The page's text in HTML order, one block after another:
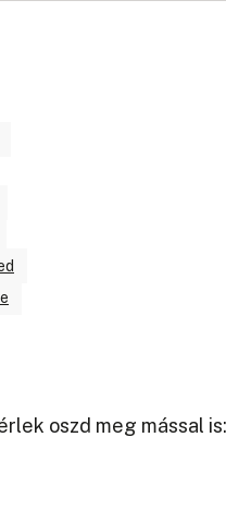
oszd meg mással is: